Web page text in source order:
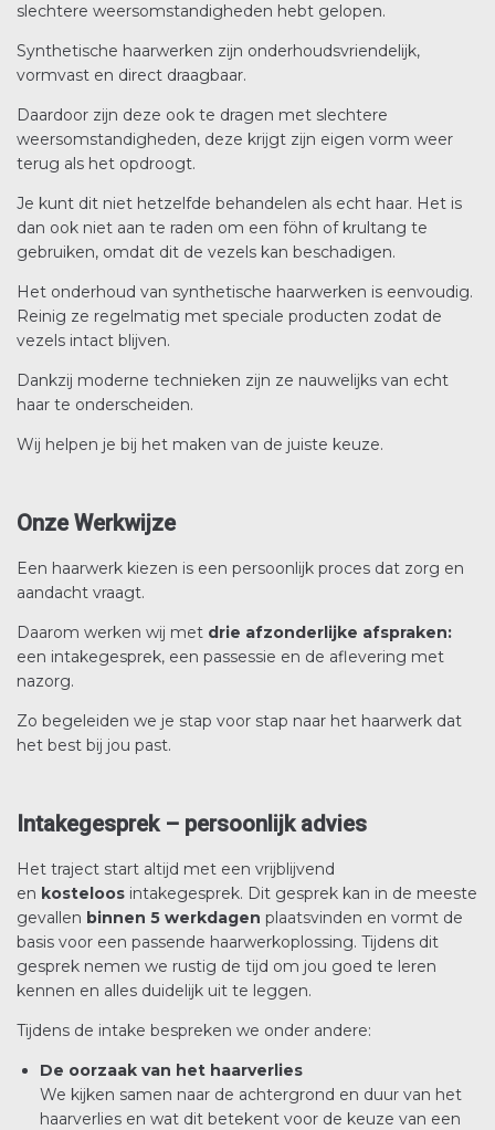
slechtere weersomstandigheden hebt gelopen.
Synthetische haarwerken zijn onderhoudsvriendelijk,
vormvast en direct draagbaar.
Daardoor zijn deze ook te dragen met slechtere
weersomstandigheden, deze krijgt zijn eigen vorm weer
terug als het opdroogt.
Je kunt dit niet hetzelfde behandelen als echt haar. Het is
dan ook niet aan te raden om een föhn of krultang te
gebruiken, omdat dit de vezels kan beschadigen.
Het onderhoud van synthetische haarwerken is eenvoudig.
Reinig ze regelmatig met speciale producten zodat de
vezels intact blijven.
Dankzij moderne technieken zijn ze nauwelijks van echt
haar te onderscheiden.
Wij helpen je bij het maken van de juiste keuze.
Onze Werkwijze
Een haarwerk kiezen is een persoonlijk proces dat zorg en
aandacht vraagt.
Daarom werken wij met drie afzonderlijke afspraken:
een intakegesprek, een passessie en de aflevering met
nazorg.
Zo begeleiden we je stap voor stap naar het haarwerk dat
het best bij jou past.
Intakegesprek – persoonlijk advies
Het traject start altijd met een vrijblijvend
en kosteloos intakegesprek. Dit gesprek kan in de meeste
gevallen binnen 5 werkdagen plaatsvinden en vormt de
basis voor een passende haarwerkoplossing. Tijdens dit
gesprek nemen we rustig de tijd om jou goed te leren
kennen en alles duidelijk uit te leggen.
Tijdens de intake bespreken we onder andere:
De oorzaak van het haarverlies
We kijken samen naar de achtergrond en duur van het
haarverlies en wat dit betekent voor de keuze van een